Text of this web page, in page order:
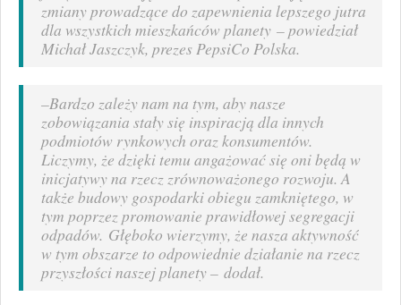
zmiany prowadzące do zapewnienia lepszego jutra
dla wszystkich mieszkańców planety – powiedział
Michał Jaszczyk, prezes PepsiCo Polska.
–Bardzo zależy nam na tym, aby nasze
zobowiązania stały się inspiracją dla innych
podmiotów rynkowych oraz konsumentów.
Liczymy, że dzięki temu angażować się oni będą w
inicjatywy na rzecz zrównoważonego rozwoju. A
także budowy gospodarki obiegu zamkniętego, w
tym poprzez promowanie prawidłowej segregacji
odpadów. Głęboko wierzymy, że nasza aktywność
w tym obszarze to odpowiednie działanie na rzecz
przyszłości naszej planety – dodał.